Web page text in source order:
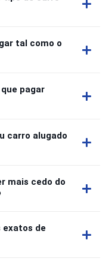
tal como o
pagar
carro alugado
mais cedo do
exatos de